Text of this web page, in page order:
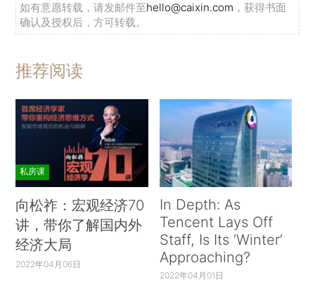
如有意愿转载，请发邮件至hello@caixin.com ，获得书面
确认及授权后，方可转载。
推荐阅读
私房课
向松祚：宏观经济70
讲，带你了解国内外
经济大局
2022年04月06日
In Depth: As
Tencent Lays Off
Staff, Is Its ‘Winter’
Approaching?
2022年04月01日